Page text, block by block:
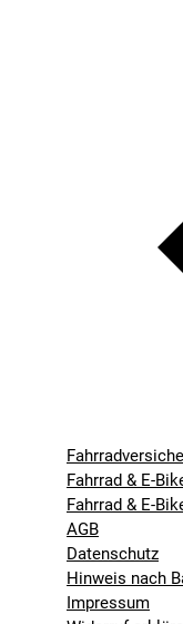
Fahrrad & E-
Fahrrad & E-
AGB
Datenschutz
Hinweis nach
Impressum